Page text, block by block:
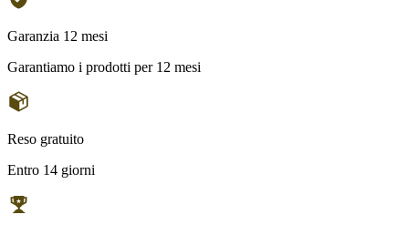
Garanzia 12 mesi
Garantiamo i prodotti per 12 mesi
Reso gratuito
Entro 14 giorni